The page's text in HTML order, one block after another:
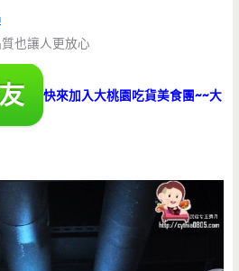
也讓人更放心
快來加入大桃園吃貨美食團~~大